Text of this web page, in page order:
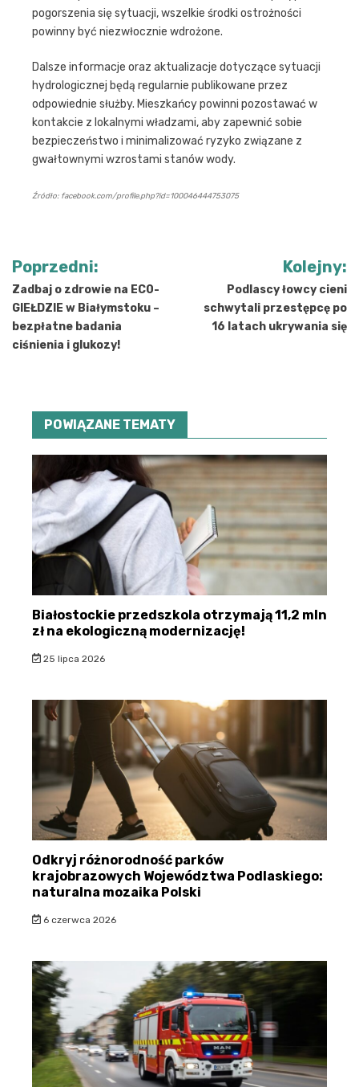
pogorszenia się sytuacji, wszelkie środki ostrożności
powinny być niezwłocznie wdrożone.
Dalsze informacje oraz aktualizacje dotyczące sytuacji
hydrologicznej będą regularnie publikowane przez
odpowiednie służby. Mieszkańcy powinni pozostawać w
kontakcie z lokalnymi władzami, aby zapewnić sobie
bezpieczeństwo i minimalizować ryzyko związane z
gwałtownymi wzrostami stanów wody.
Źródło: facebook.com/profile.php?id=100046444753075
Nawigacja
wpisu
Poprzedni:
Zadbaj o zdrowie na EC0-
GIEŁDZIE w Białymstoku –
bezpłatne badania
ciśnienia i glukozy!
Kolejny:
Podlascy łowcy cieni
schwytali przestępcę po
16 latach ukrywania się
POWIĄZANE TEMATY
Białostockie przedszkola otrzymają 11,2 mln
zł na ekologiczną modernizację!
25 lipca 2026
Odkryj różnorodność parków
krajobrazowych Województwa Podlaskiego:
naturalna mozaika Polski
6 czerwca 2026